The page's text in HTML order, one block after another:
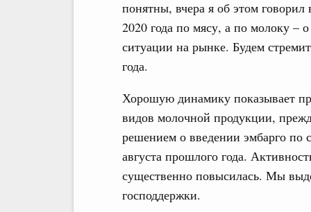
понятны, вчера я об этом
2020 года по мясу, а по молоку –
ситуации на рынке. Будем
года.
Хорошую динамику показывает
видов молочной продукции,
решением о введении эмбарго по
августа прошлого года.
существенно повысилась. Мы
господдержки.